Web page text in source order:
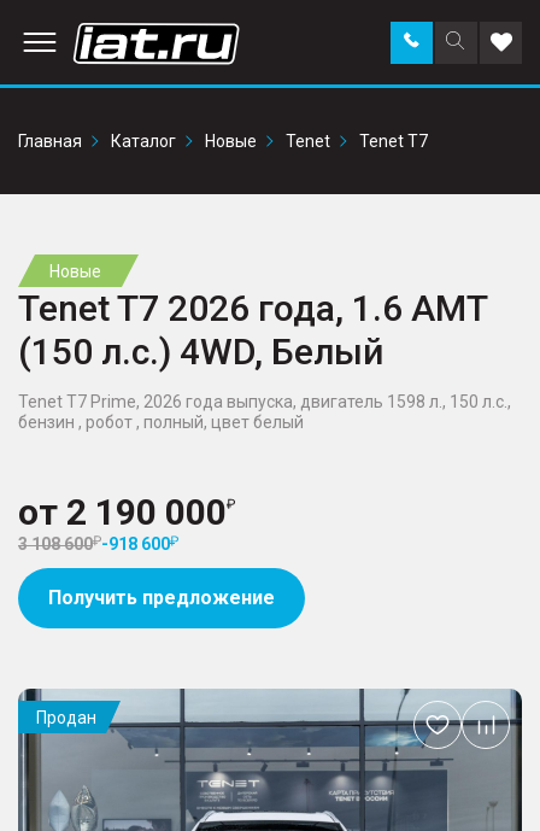
Поиск
по
Заказать
звонок в
Главная
Каталог Новые Tenet Tenet T7
Новые
Tenet T7 2026 года, 1.6 AMT
(150 л.с.) 4WD, Белый
Tenet T7 Prime, 2026 года выпуска, двигатель 1598 л., 150 л.с.,
бензин , робот , полный, цвет белый
от 2 190 000
3 108 600 -918 600
Получить предложение
Продан
Добавить
в
избранное